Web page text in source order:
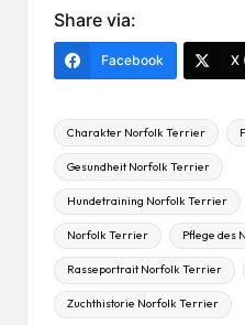
er
es
t
Share via:
Facebook X
Tags:
Charakter Norfolk Terrier
Gesundheit Norfolk Terrier
Hundetraining Norfolk Terrier
Norfolk Terrier Pflege des
Rasseportrait Norfolk Terrier
Zuchthistorie Norfolk Terrier